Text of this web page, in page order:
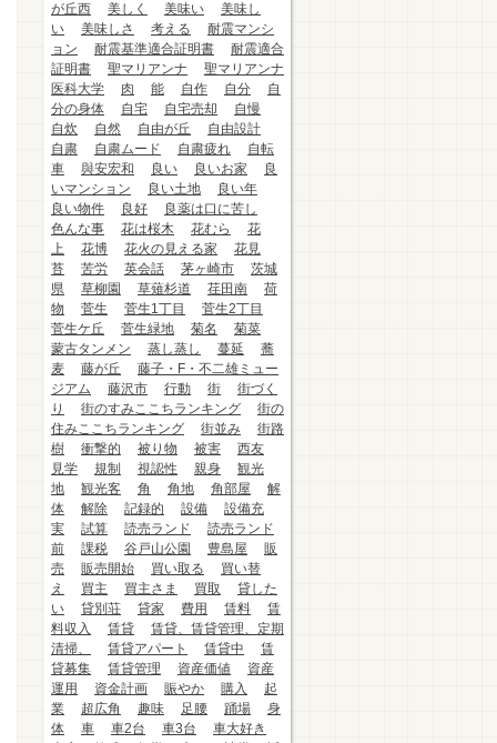
が丘西
美しく 美味い
美味し
い
美味しさ 考える
耐震マンシ
ョン
耐震基準適合証明書
耐震適合
証明書
聖マリアンナ
聖マリアンナ
医科大学
肉 能 自作 自分
自
分の身体
自宅 自宅売却
自慢
自炊
自然 自由が丘
自由設計
自粛
自粛ムード 自粛疲れ
自転
車
與安宏和 良い 良いお家
良
いマンション
良い土地
良い年
良い物件
良好
良薬は口に苦し
色んな事
花は桜木 花むら
花
上
花博 花火の見える家
花見
苔
苦労 英会話 茅ヶ崎市
茨城
県
草柳園 草薙杉道 荏田南
荷
物
菅生 菅生1丁目
菅生2丁目
菅生ケ丘
菅生緑地 菊名
菊菜
蒙古タンメン
蒸し蒸し 蔓延
蕎
麦
藤が丘
藤子・F・不二雄ミュー
ジアム
藤沢市 行動 街
街づく
り
街のすみここちランキング
街の
住みここちランキング
街並み
街路
樹
衝撃的 被り物 被害
西友
見学
規制 視認性 親身
観光
地
観光客 角 角地 角部屋
解
体
解除 記録的 設備
設備充
実
試算 読売ランド
読売ランド
前
課税 谷戸山公園 豊島屋
販
売
販売開始 買い取る
買い替
え
買主 買主さま 買取
貸した
い
貸別荘 貸家 費用 賃料
賃
料収入
賃貸
賃貸、賃貸管理、定期
清掃、
賃貸アパート 賃貸中
賃
貸募集
賃貸管理 資産価値
資産
運用
資金計画 賑やか 購入
起
業
超広角 趣味 足腰 踊場
身
体
車 車2台 車3台
車大好き